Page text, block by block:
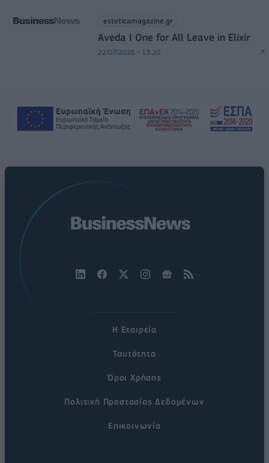
esteticamagazine.gr
Aveda I One for All Leave in Elixir
22/07/2026 - 13:20
Η Εταιρεία
Ταυτότητα
Όροι Χρήσης
Πολιτική Προστασίας Δεδομένων
Επικοινωνία